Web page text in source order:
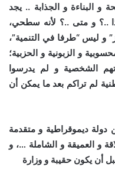
و البناءة و الجذابة .. يجد
..؟ و متى ..؟ لأنه سطحي،
و ليس “طرفا في التنمية”،
و الزبونية و الحزبية؛
الشخصية و لم يدرسوا
لم تراكم بعد ما يمكن أن
ديموقراطية و متقدمة
و العميقة و الشاملة …، و
أن يكون حقيبة و وزارة